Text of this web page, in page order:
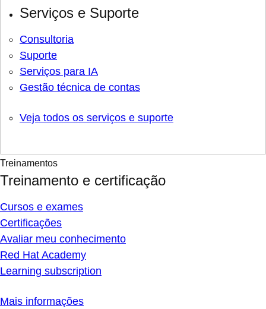
Serviços e Suporte
Consultoria
Suporte
Serviços para IA
Gestão técnica de contas
Veja todos os serviços e suporte
Treinamentos
Treinamento e certificação
Cursos e exames
Certificações
Avaliar meu conhecimento
Red Hat Academy
Learning subscription
Mais informações